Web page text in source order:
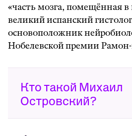
«часть мозга, помещённая в
великий испанский
основоположник
Нобелевской премии
Кто такой Михаил
Островский?